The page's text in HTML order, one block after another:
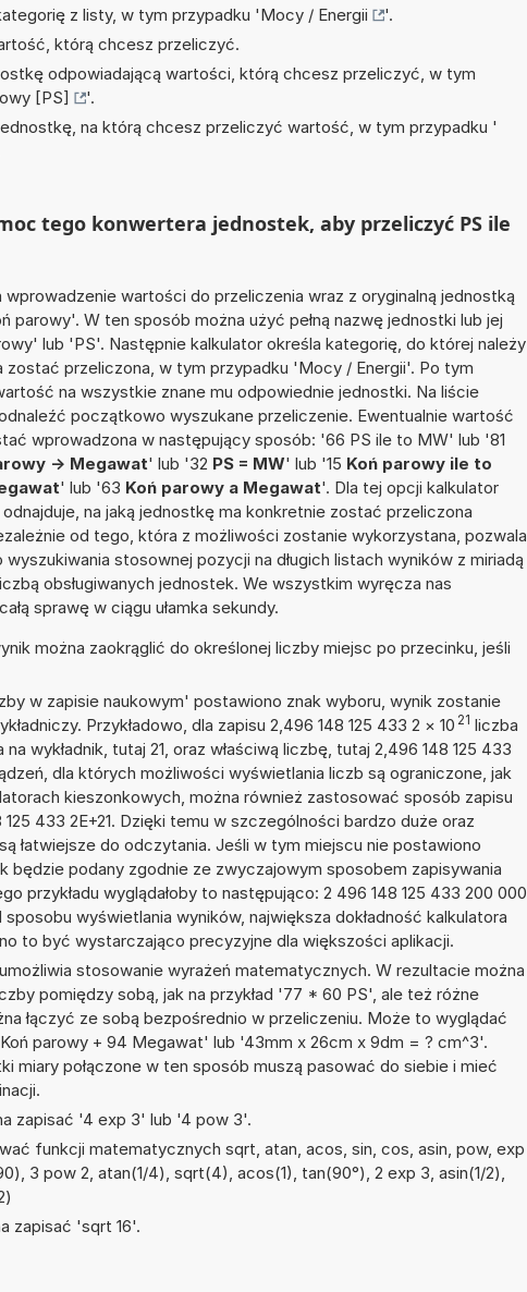
z listy, w tym przypadku 'Mocy / Energii
'.
którą chcesz przeliczyć.
odpowiadającą wartości, którą chcesz przeliczyć, w tym
[PS]
'.
na którą chcesz przeliczyć wartość, w tym przypadku '
tego konwertera jednostek, aby przeliczyć PS ile
wprowadzenie wartości do przeliczenia wraz z oryginalną jednostką
parowy'. W ten sposób można użyć pełną nazwę jednostki lub jej
lub 'PS'. Następnie kalkulator określa kategorię, do której należy
zostać przeliczona, w tym przypadku 'Mocy / Energii'. Po tym
na wszystkie znane mu odpowiednie jednostki. Na liście
początkowo wyszukane przeliczenie. Ewentualnie wartość
wprowadzona w następujący sposób: '66 PS ile to MW' lub '81
-> Megawat' lub '32 PS = MW' lub '15 Koń parowy ile to
' lub '63 Koń parowy a Megawat'. Dla tej opcji kalkulator
na jaką jednostkę ma konkretnie zostać przeliczona
od tego, która z możliwości zostanie wykorzystana, pozwala
stosownej pozycji na długich listach wyników z miriadą
obsługiwanych jednostek. We wszystkim wyręcza nas
sprawę w ciągu ułamka sekundy.
można zaokrąglić do określonej liczby miejsc po przecinku, jeśli
w zapisie naukowym' postawiono znak wyboru, wynik zostanie
Przykładowo, dla zapisu 2,496 148 125 433 2 × 10 21 liczba
wykładnik, tutaj 21, oraz właściwą liczbę, tutaj 2,496 148 125 433
dla których możliwości wyświetlania liczb są ograniczone, jak
kieszonkowych, można również zastosować sposób zapisu
433 2E+21. Dzięki temu w szczególności bardzo duże oraz
łatwiejsze do odczytania. Jeśli w tym miejscu nie postawiono
będzie podany zgodnie ze zwyczajowym sposobem zapisywania
przykładu wyglądałoby to następująco: 2 496 148 125 433 200 000
wyświetlania wyników, największa dokładność kalkulatora
to być wystarczająco precyzyjne dla większości aplikacji.
stosowanie wyrażeń matematycznych. W rezultacie można
pomiędzy sobą, jak na przykład '77 * 60 PS', ale też różne
łączyć ze sobą bezpośrednio w przeliczeniu. Może to wyglądać
Koń parowy + 94 Megawat' lub '43mm x 26cm x 9dm = ? cm^3'.
miary połączone w ten sposób muszą pasować do siebie i mieć
zapisać '4 exp 3' lub '4 pow 3'.
funkcji matematycznych sqrt, atan, acos, sin, cos, asin, pow, exp
3 pow 2, atan(1/4), sqrt(4), acos(1), tan(90°), 2 exp 3, asin(1/2),
zapisać 'sqrt 16'.